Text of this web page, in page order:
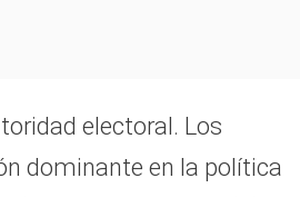
electoral. Los
dominante en la política